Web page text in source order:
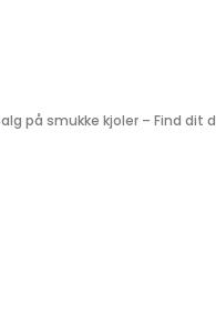
på smukke kjoler – Find